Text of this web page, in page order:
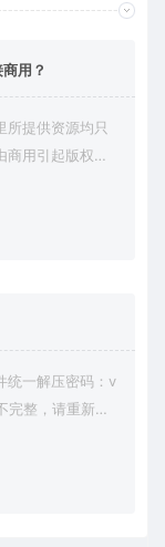
用？
所提供资源均只
商用引起版权纠
统一解压密码：v
整，请重新下